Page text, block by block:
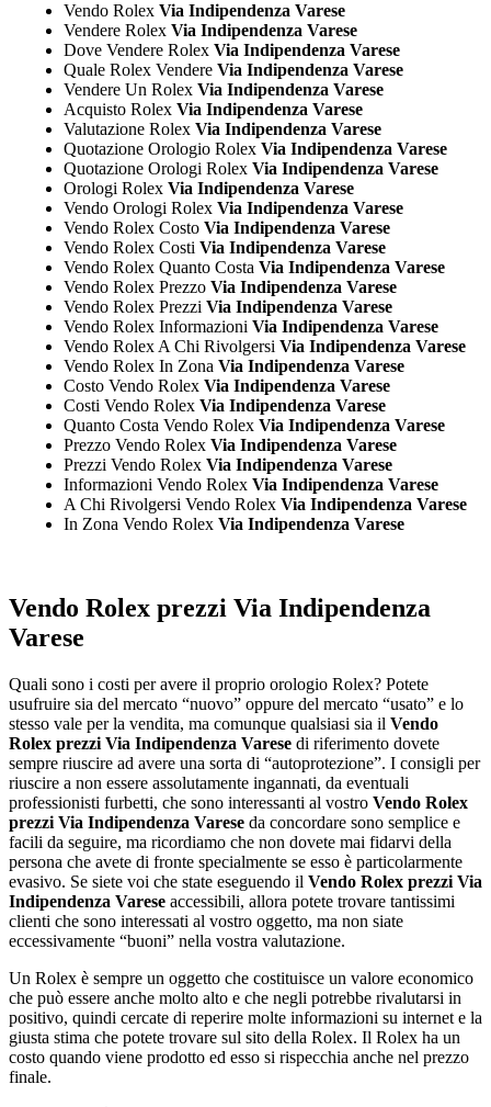
Vendo Rolex Via Indipendenza Varese
Vendere Rolex Via Indipendenza Varese
Dove Vendere Rolex Via Indipendenza Varese
Quale Rolex Vendere Via Indipendenza Varese
Vendere Un Rolex Via Indipendenza Varese
Acquisto Rolex Via Indipendenza Varese
Valutazione Rolex Via Indipendenza Varese
Quotazione Orologio Rolex Via Indipendenza Varese
Quotazione Orologi Rolex Via Indipendenza Varese
Orologi Rolex Via Indipendenza Varese
Vendo Orologi Rolex Via Indipendenza Varese
Vendo Rolex Costo Via Indipendenza Varese
Vendo Rolex Costi Via Indipendenza Varese
Vendo Rolex Quanto Costa Via Indipendenza Varese
Vendo Rolex Prezzo Via Indipendenza Varese
Vendo Rolex Prezzi Via Indipendenza Varese
Vendo Rolex Informazioni Via Indipendenza Varese
Vendo Rolex A Chi Rivolgersi Via Indipendenza Varese
Vendo Rolex In Zona Via Indipendenza Varese
Costo Vendo Rolex Via Indipendenza Varese
Costi Vendo Rolex Via Indipendenza Varese
Quanto Costa Vendo Rolex Via Indipendenza Varese
Prezzo Vendo Rolex Via Indipendenza Varese
Prezzi Vendo Rolex Via Indipendenza Varese
Informazioni Vendo Rolex Via Indipendenza Varese
A Chi Rivolgersi Vendo Rolex Via Indipendenza Varese
In Zona Vendo Rolex Via Indipendenza Varese
Vendo Rolex prezzi Via Indipendenza
Varese
Quali sono i costi per avere il proprio orologio Rolex? Potete
usufruire sia del mercato “nuovo” oppure del mercato “usato” e lo
stesso vale per la vendita, ma comunque qualsiasi sia il Vendo
Rolex prezzi Via Indipendenza Varese di riferimento dovete
sempre riuscire ad avere una sorta di “autoprotezione”. I consigli per
riuscire a non essere assolutamente ingannati, da eventuali
professionisti furbetti, che sono interessanti al vostro Vendo Rolex
prezzi Via Indipendenza Varese da concordare sono semplice e
facili da seguire, ma ricordiamo che non dovete mai fidarvi della
persona che avete di fronte specialmente se esso è particolarmente
evasivo. Se siete voi che state eseguendo il Vendo Rolex prezzi Via
Indipendenza Varese accessibili, allora potete trovare tantissimi
clienti che sono interessati al vostro oggetto, ma non siate
eccessivamente “buoni” nella vostra valutazione.
Un Rolex è sempre un oggetto che costituisce un valore economico
che può essere anche molto alto e che negli potrebbe rivalutarsi in
positivo, quindi cercate di reperire molte informazioni su internet e la
giusta stima che potete trovare sul sito della Rolex. Il Rolex ha un
costo quando viene prodotto ed esso si rispecchia anche nel prezzo
finale.